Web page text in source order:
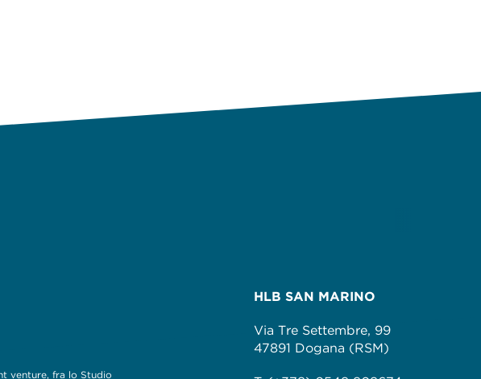
HLB SAN MARINO
Via Tre Settembre, 99
47891 Dogana (RSM)
venture, fra lo Studio